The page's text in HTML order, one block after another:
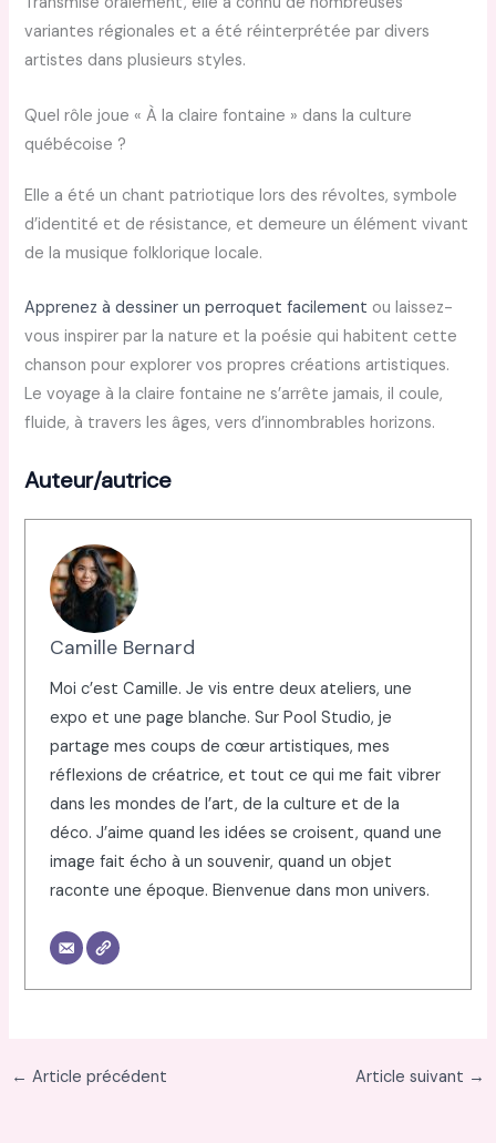
variantes régionales et a été réinterprétée par divers
artistes dans plusieurs styles.
Quel rôle joue « À la claire fontaine » dans la culture
québécoise ?
Elle a été un chant patriotique lors des révoltes, symbole
d’identité et de résistance, et demeure un élément vivant
de la musique folklorique locale.
Apprenez à dessiner un perroquet facilement ou laissez-
vous inspirer par la nature et la poésie qui habitent cette
chanson pour explorer vos propres créations artistiques.
Le voyage à la claire fontaine ne s’arrête jamais, il coule,
fluide, à travers les âges, vers d’innombrables horizons.
Auteur/autrice
Camille Bernard
Moi c’est Camille. Je vis entre deux ateliers, une
expo et une page blanche. Sur Pool Studio, je
partage mes coups de cœur artistiques, mes
réflexions de créatrice, et tout ce qui me fait vibrer
dans les mondes de l’art, de la culture et de la
déco. J’aime quand les idées se croisent, quand une
image fait écho à un souvenir, quand un objet
raconte une époque. Bienvenue dans mon univers.
← Article précédent Article suivant →